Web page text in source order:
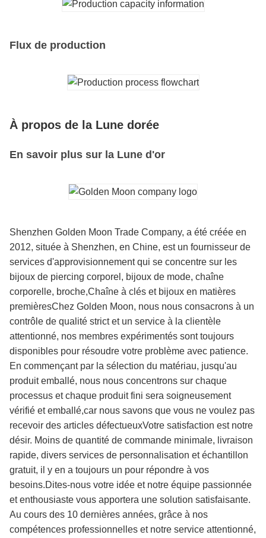
Flux de production
À propos de la Lune dorée
En savoir plus sur la Lune d'or
Shenzhen Golden Moon Trade Company, a été créée en
2012, située à Shenzhen, en Chine, est un fournisseur de
services d'approvisionnement qui se concentre sur les
bijoux de piercing corporel, bijoux de mode, chaîne
corporelle, broche,Chaîne à clés et bijoux en matières
premièresChez Golden Moon, nous nous consacrons à un
contrôle de qualité strict et un service à la clientèle
attentionné, nos membres expérimentés sont toujours
disponibles pour résoudre votre problème avec patience.
En commençant par la sélection du matériau, jusqu'au
produit emballé, nous nous concentrons sur chaque
processus et chaque produit fini sera soigneusement
vérifié et emballé,car nous savons que vous ne voulez pas
recevoir des articles défectueuxVotre satisfaction est notre
désir. Moins de quantité de commande minimale, livraison
rapide, divers services de personnalisation et échantillon
gratuit, il y en a toujours un pour répondre à vos
besoins.Dites-nous votre idée et notre équipe passionnée
et enthousiaste vous apportera une solution satisfaisante.
Au cours des 10 dernières années, grâce à nos
compétences professionnelles et notre service attentionné,